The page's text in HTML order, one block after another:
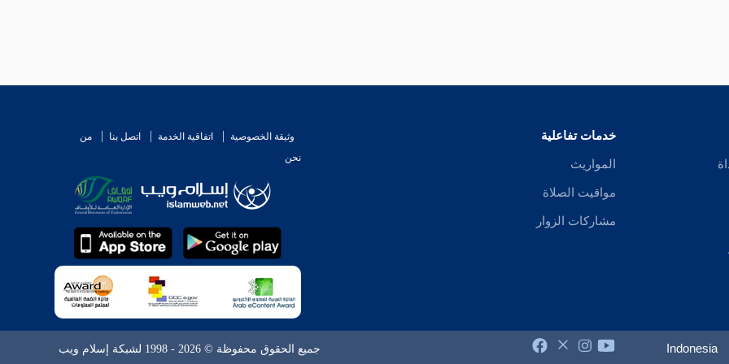
خدمات تفاعلية
المواريث
مواقيت الصلاة
مشاركات الزوار
وثيقة الخصوصية اتفاقية الخدمة اتصل بنا
من
نحن
Indonesia جميع الحقوق محفوظة © 2026 - 1998 لشبكة إسلام ويب